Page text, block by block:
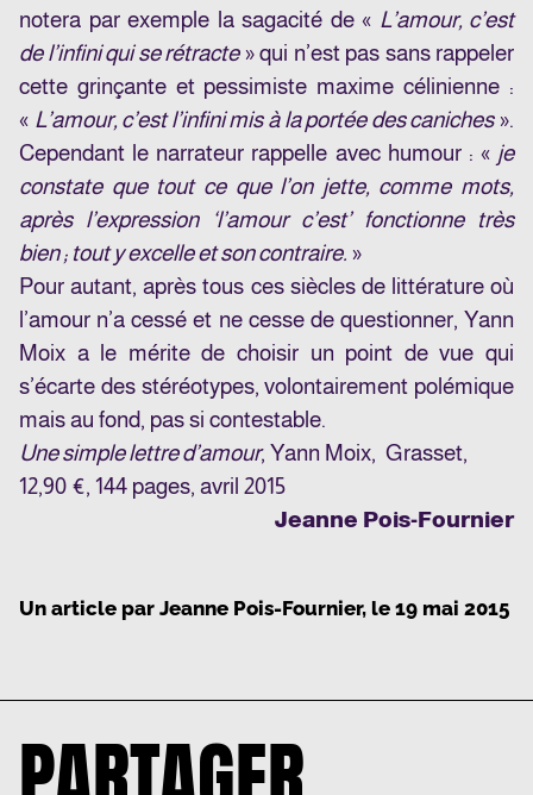
notera par exemple la sagacité de « L’amour, c’est
de l’infini qui se rétracte» qui n’est pas sans rappeler
cette grinçante et pessimiste maxime célinienne :
« L’amour, c’est l’infini mis à la portée des caniches».
Cependant le narrateur rappelle avec humour : « je
constate que tout ce que l’on jette, comme mots,
après l’expression ‘l’amour c’est’ fonctionne très
bien ; tout y excelle et son contraire. »
Pour autant, après tous ces siècles de littérature où
l’amour n’a cessé et ne cesse de questionner, Yann
Moix a le mérite de choisir un point de vue qui
s’écarte des stéréotypes, volontairement polémique
mais au fond, pas si contestable.
Une simple lettre d’amour, Yann Moix, Grasset,
12,90 €, 144 pages, avril 2015
Jeanne Pois-Fournier
Un article par Jeanne Pois-Fournier, le 19 mai 2015